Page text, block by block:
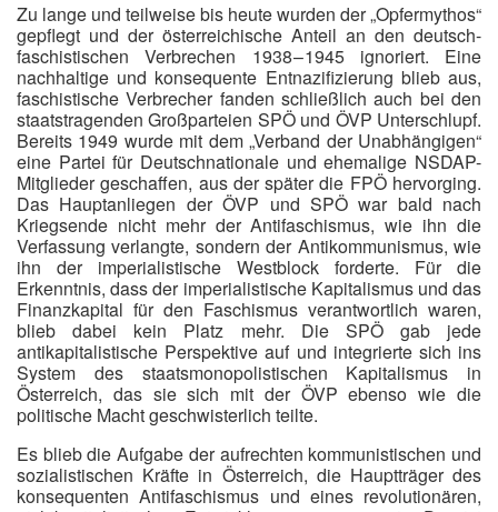
Zu lange und teilweise bis heute wurden der „Opfermythos“
gepflegt und der österreichische Anteil an den deutsch-
faschistischen Verbrechen 1938 – 1945 ignoriert. Eine
nachhaltige und konsequente Entnazifizierung blieb aus,
faschistische Verbrecher fanden schließlich auch bei den
staatstragenden Großparteien SPÖ und ÖVP Unterschlupf.
Bereits 1949 wurde mit dem „Verband der Unabhängigen“
eine Partei für Deutschnationale und ehemalige NSDAP-
Mitglieder geschaffen, aus der später die FPÖ hervorging.
Das Hauptanliegen der ÖVP und SPÖ war bald nach
Kriegsende nicht mehr der Antifaschismus, wie ihn die
Verfassung verlangte, sondern der Antikommunismus, wie
ihn der imperialistische Westblock forderte. Für die
Erkenntnis, dass der imperialistische Kapitalismus und das
Finanzkapital für den Faschismus verantwortlich waren,
blieb dabei kein Platz mehr. Die SPÖ gab jede
antikapitalistische Perspektive auf und integrierte sich ins
System des staatsmonopolistischen Kapitalismus in
Österreich, das sie sich mit der ÖVP ebenso wie die
politische Macht geschwisterlich teilte.
Es blieb die Aufgabe der aufrechten kommunistischen und
sozialistischen Kräfte in Österreich, die Hauptträger des
konsequenten Antifaschismus und eines revolutionären,